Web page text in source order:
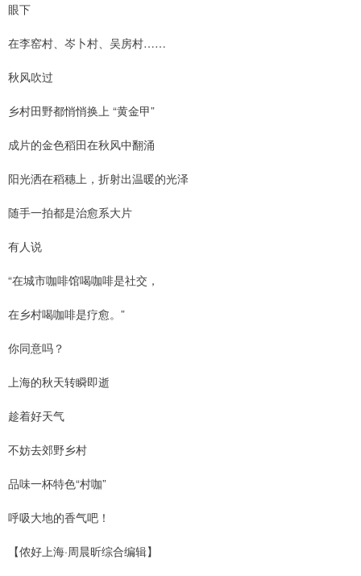
眼下
在李窑村、岑卜村、吴房村……
秋风吹过
乡村田野都悄悄换上 “黄金甲”
成片的金色稻田在秋风中翻涌
阳光洒在稻穗上，折射出温暖的光泽
随手一拍都是治愈系大片
有人说
“在城市咖啡馆喝咖啡是社交，
在乡村喝咖啡是疗愈。”
你同意吗？
上海的秋天转瞬即逝
趁着好天气
不妨去郊野乡村
品味一杯特色“村咖”
呼吸大地的香气吧！
【侬好上海·周晨昕综合编辑】